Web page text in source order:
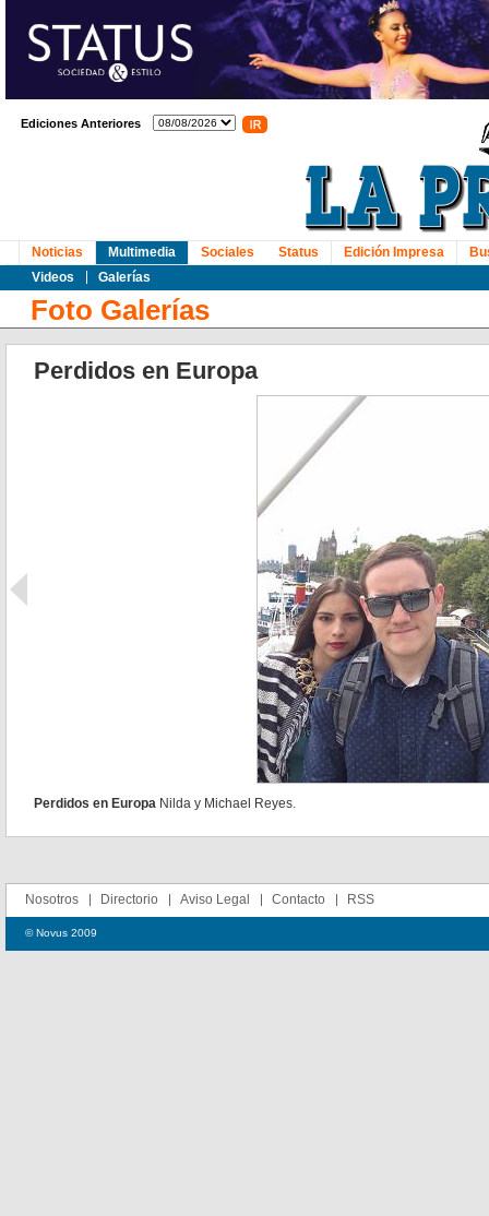
Ediciones Anteriores
Noticias
Multimedia
Videos
Galerías
Sociales Status Edición Impresa
Foto Galerías
Perdidos en Europa
Perdidos en Europa Nilda y Michael Reyes.
Nosotros Directorio Aviso Legal Contacto RSS
© Novus 2009